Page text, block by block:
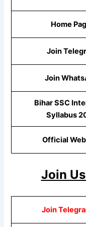
Home
Join
Join
Bihar SSC
Syllabus
Official
Join
Join